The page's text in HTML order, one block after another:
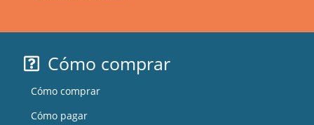
Cómo comprar
Cómo comprar
Cómo pagar